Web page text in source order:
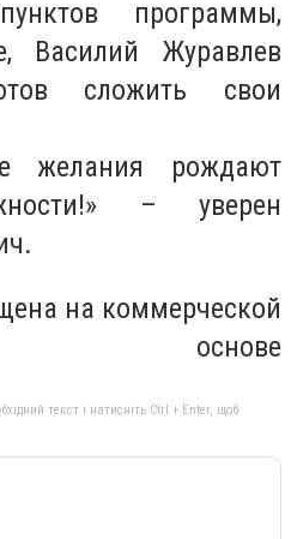
программы,
Василий Журавлев
сложить свои
желания рождают
– уверен
на коммерческой
основе
текст і натисніть Ctrl + Enter, щоб